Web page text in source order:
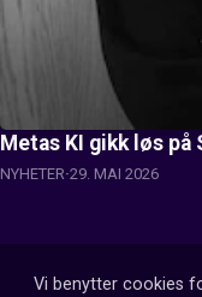
Metas KI gikk løs
NYHETER 29. MAI 2026
Vi benytter cookies